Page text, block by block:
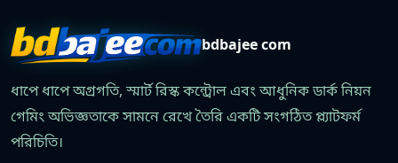
bdbajee com
ধাপে ধাপে অগ্রগতি, স্মার্ট রিস্ক কন্ট্রোল এবং আধুনিক ডার্ক নিয়ন
গেমিং অভিজ্ঞতাকে সামনে রেখে তৈরি একটি সংগঠিত প্ল্যাটফর্ম
পরিচিতি।